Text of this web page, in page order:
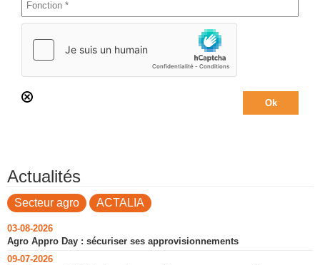
Actualités
Secteur agro ACTALIA
03-08-2026
Agro Appro Day : sécuriser ses approvisionnements
09-07-2026